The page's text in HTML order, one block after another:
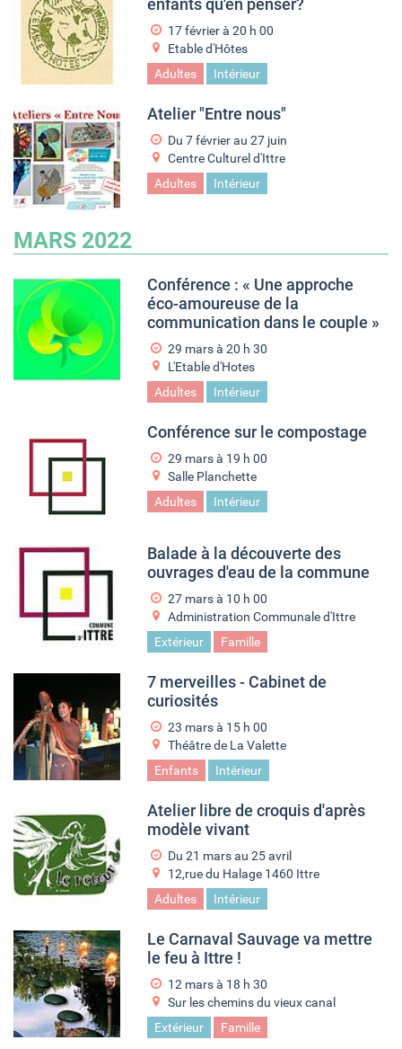
enfants qu'en penser?
17 février à 20 h 00
Etable d'Hôtes
Adultes
Intérieur
Atelier "Entre nous"
Du 7 février au 27 juin
Centre Culturel d'Ittre
Adultes
Intérieur
MARS 2022
Conférence : « Une approche
éco-amoureuse de la
communication dans le couple »
29 mars à 20 h 30
L'Etable d'Hotes
Adultes
Intérieur
Conférence sur le compostage
29 mars à 19 h 00
Salle Planchette
Adultes
Intérieur
Balade à la découverte des
ouvrages d'eau de la commune
27 mars à 10 h 00
Administration Communale d'Ittre
Extérieur
Famille
7 merveilles - Cabinet de
curiosités
23 mars à 15 h 00
Théâtre de La Valette
Enfants
Intérieur
Atelier libre de croquis d'après
modèle vivant
Du 21 mars au 25 avril
12,rue du Halage 1460 Ittre
Adultes
Intérieur
Le Carnaval Sauvage va mettre
le feu à Ittre !
12 mars à 18 h 30
Sur les chemins du vieux canal
Extérieur
Famille